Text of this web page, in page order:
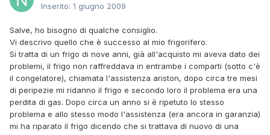
Inserito: 1 giugno 2009
Salve, ho bisogno di qualche consiglio.
Vi descrivo quello che è successo al mio frigorifero.
Si tratta di un frigo di nove anni, già all'acquisto mi aveva dato dei
problemi, il frigo non raffreddava in entrambe i comparti (sotto c'è
il congelatore), chiamata l'assistenza ariston, dopo circa tre mesi
di peripezie mi ridanno il frigo e secondo loro il problema era una
perdita di gas. Dopo circa un anno si è ripetuto lo stesso
problema e allo stesso modo l'assistenza (era ancora in garanzia)
mi ha riparato il frigo dicendo che si trattava di nuovo di una